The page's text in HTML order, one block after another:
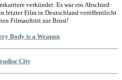
verkündet. Es war ein Abschied
letzter Film in Deutschland veröffentlicht
Filmauftritt zur Brust!
Body is a Weapon
City